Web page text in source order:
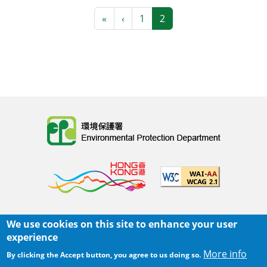
« First page
‹ Previous page
1 2
主頁 | 網頁指南 | 重要告示 |
私隱政策
Body
覆檢日期:2026-06-01 17:01
We use cookies on this site to enhance your user
experience
By clicking the Accept button, you agree to us doing so. More info